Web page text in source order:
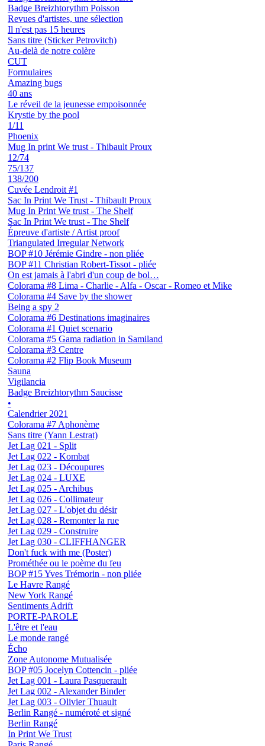
Badge Breizhtorythm Poisson
Revues d'artistes, une sélection
Il n'est pas 15 heures
Sans titre (Sticker Petrovitch)
Au-delà de notre colère
CUT
Formulaires
Amazing bugs
40 ans
Le réveil de la jeunesse empoisonnée
Krystie by the pool
1/11
Phoenix
Mug In print We trust - Thibault Proux
12/74
75/137
138/200
Cuvée Lendroit #1
Sac In Print We Trust - Thibault Proux
Mug In Print We trust - The Shelf
Sac In Print We trust - The Shelf
Épreuve d'artiste / Artist proof
Triangulated Irregular Network
BOP #10 Jérémie Gindre - non pliée
BOP #11 Christian Robert-Tissot - pliée
On est jamais à l'abri d'un coup de bol…
Colorama #8 Lima - Charlie - Alfa - Oscar - Romeo et Mike
Colorama #4 Save by the shower
Being a spy 2
Colorama #6 Destinations imaginaires
Colorama #1 Quiet scenario
Colorama #5 Gama radiation in Samiland
Colorama #3 Centre
Colorama #2 Flip Book Museum
Sauna
Vigilancia
Badge Breizhtorythm Saucisse
•
Calendrier 2021
Colorama #7 Aphonème
Sans titre (Yann Lestrat)
Jet Lag 021 - Split
Jet Lag 022 - Kombat
Jet Lag 023 - Découpures
Jet Lag 024 - LUXE
Jet Lag 025 - Archibus
Jet Lag 026 - Collimateur
Jet Lag 027 - L'objet du désir
Jet Lag 028 - Remonter la rue
Jet Lag 029 - Construire
Jet Lag 030 - CLIFFHANGER
Don't fuck with me (Poster)
Prométhée ou le poème du feu
BOP #15 Yves Trémorin - non pliée
Le Havre Rangé
New York Rangé
Sentiments Adrift
PORTE-PAROLE
L'être et l'eau
Le monde rangé
Écho
Zone Autonome Mutualisée
BOP #05 Jocelyn Cottencin - pliée
Jet Lag 001 - Laura Pasquerault
Jet Lag 002 - Alexander Binder
Jet Lag 003 - Olivier Thuault
Berlin Rangé - numéroté et signé
Berlin Rangé
In Print We Trust